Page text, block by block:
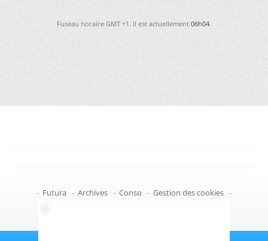
Fuseau horaire GMT +1. Il est actuellement06h04.
- Futura - Archives - Conso - Gestion des cookies -